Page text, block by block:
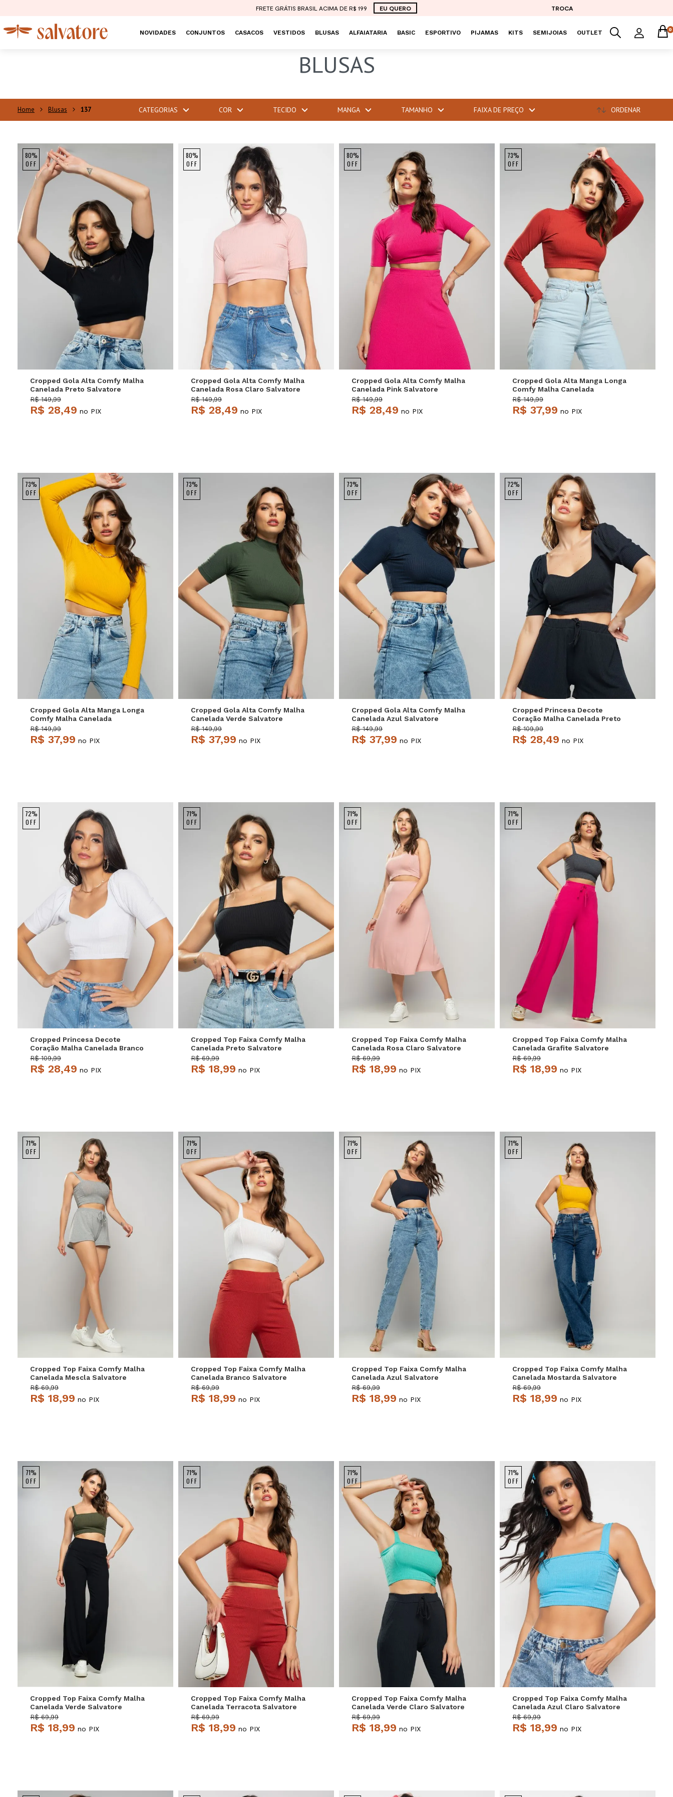
FRETE GRÁTIS BRASIL ACIMA DE R$ 199 EU QUERO TROCA
NOVIDADES CONJUNTOS CASACOS VESTIDOS BLUSAS ALFAIATARIA BASIC ESPORTIVO PIJAMAS KITS SEMIJOIAS OUTLET 0
BLUSAS
Blusas 137 CATEGORIAS COR TECIDO MANGA TAMANHO FAIXA DE PREÇO ORDENAR
80%
OFF
G
Cropped Gola Alta Comfy Malha
Canelada Preto Salvatore
R$ 149,99
R$ 28,49 no PIX
80%
OFF
P M G
Cropped Gola Alta Comfy Malha
Canelada Rosa Claro Salvatore
R$ 149,99
R$ 28,49 no PIX
80%
OFF
Cropped Gola Alta Comfy Malha
Canelada Pink Salvatore
R$ 149,99
R$ 28,49 no PIX
73%
OFF
P M G
Cropped Gola Alta Manga Longa
Comfy Malha Canelada
Terracota Salvatore
R$ 149,99
R$ 37,99 no PIX
73%
OFF
P M G
Cropped Gola Alta Manga Longa
Comfy Malha Canelada
Mostarda Salvatore
R$ 149,99
R$ 37,99 no PIX
73%
OFF
P M G
Cropped Gola Alta Comfy Malha
Canelada Verde Salvatore
R$ 149,99
R$ 37,99 no PIX
73%
OFF
P M G
Cropped Gola Alta Comfy Malha
Canelada Azul Salvatore
R$ 149,99
R$ 37,99 no PIX
72%
OFF
M
Cropped Princesa Decote
Coração Malha Canelada Preto
Salvatore
R$ 109,99
R$ 28,49 no PIX
72%
OFF
P
Cropped Princesa Decote
Coração Malha Canelada Branco
Salvatore
R$ 109,99
R$ 28,49 no PIX
71%
OFF
P M G
Cropped Top Faixa Comfy Malha
Canelada Preto Salvatore
R$ 69,99
R$ 18,99 no PIX
71%
OFF
P M G
Cropped Top Faixa Comfy Malha
Canelada Rosa Claro Salvatore
R$ 69,99
R$ 18,99 no PIX
71%
OFF
P
Cropped Top Faixa Comfy Malha
Canelada Grafite Salvatore
R$ 69,99
R$ 18,99 no PIX
71%
OFF
Cropped Top Faixa Comfy Malha
Canelada Mescla Salvatore
R$ 69,99
R$ 18,99 no PIX
71%
OFF
P G
Cropped Top Faixa Comfy Malha
Canelada Branco Salvatore
R$ 69,99
R$ 18,99 no PIX
71%
OFF
P
Cropped Top Faixa Comfy Malha
Canelada Azul Salvatore
R$ 69,99
R$ 18,99 no PIX
71%
OFF
M
Cropped Top Faixa Comfy Malha
Canelada Mostarda Salvatore
R$ 69,99
R$ 18,99 no PIX
71%
OFF
Cropped Top Faixa Comfy Malha
Canelada Verde Salvatore
R$ 69,99
R$ 18,99 no PIX
71%
OFF
P M G
Cropped Top Faixa Comfy Malha
Canelada Terracota Salvatore
R$ 69,99
R$ 18,99 no PIX
71%
OFF
Cropped Top Faixa Comfy Malha
Canelada Verde Claro Salvatore
R$ 69,99
R$ 18,99 no PIX
71%
OFF
P G
Cropped Top Faixa Comfy Malha
Canelada Azul Claro Salvatore
R$ 69,99
R$ 18,99 no PIX